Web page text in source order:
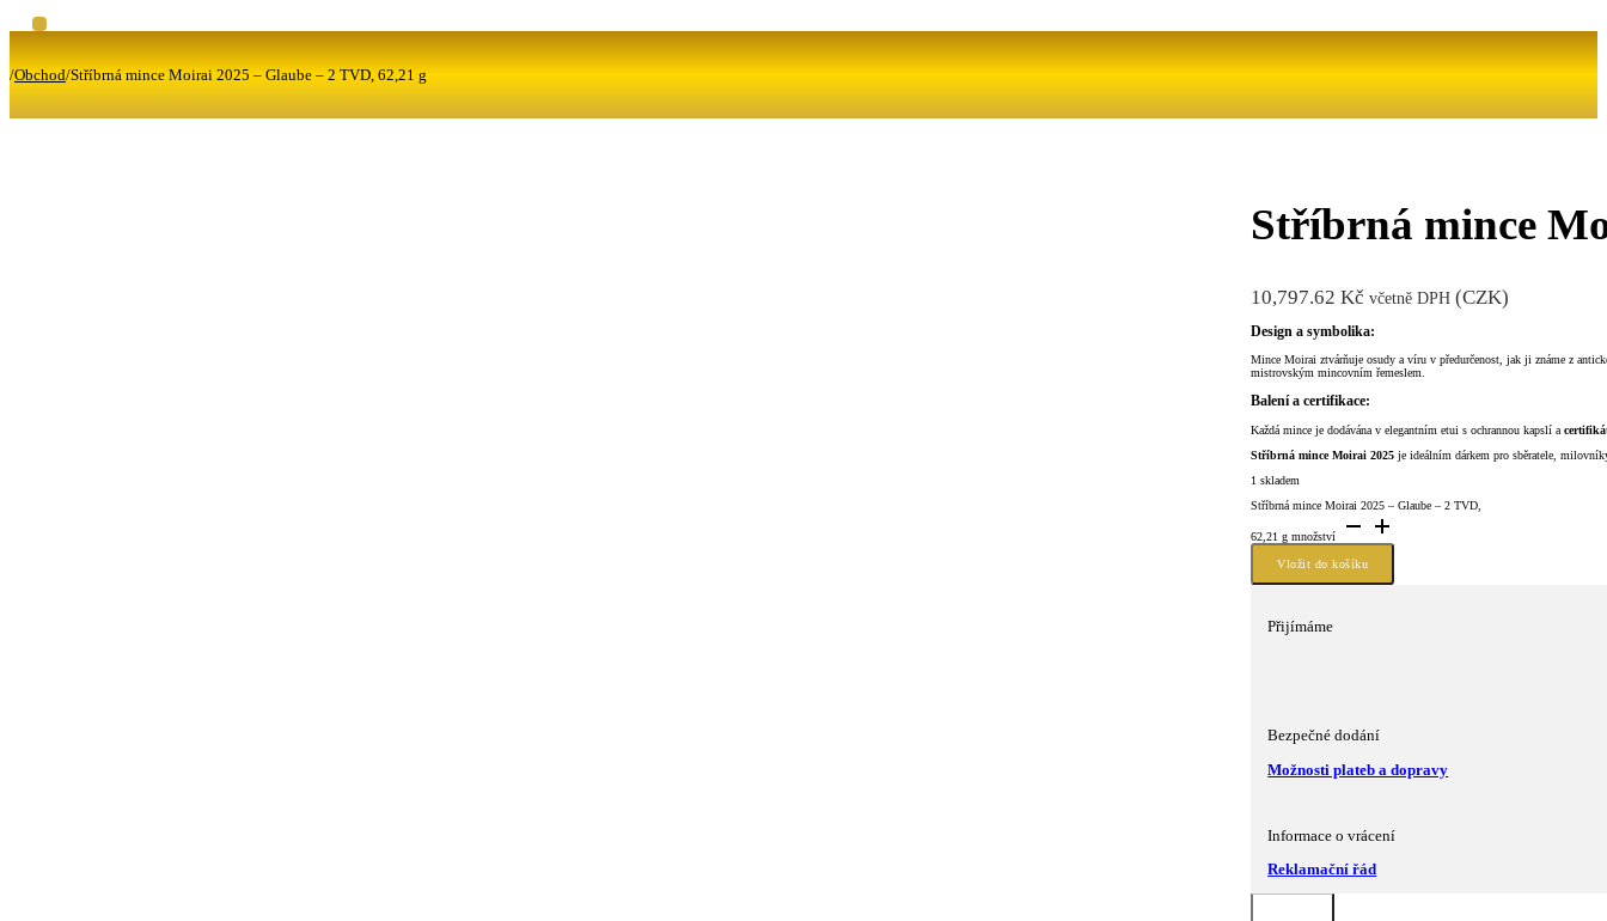
/Obchod/Stříbrná mince Moirai 2025 – Glaube – 2 TVD, 62,21 g
Stříbrná mince
10,797.62Kč včetně DPH (CZK)
Design a symbolika:
Mince Moirai ztvárňuje osudy a víru v předurčenost, jak ji známe z
mistrovským mincovním řemeslem.
Balení a certifikace:
Každá mince je dodávána v elegantním etui s ochrannou kapslí a
Stříbrná mince Moirai 2025 je ideálním dárkem pro sběratele,
1 skladem
Stříbrná mince Moirai 2025 – Glaube – 2 TVD,
62,21 g množství
Vložit do košíku
Přijímáme
Bezpečné dodání
Možnosti plateb a dopravy
Informace o vrácení
Reklamační řád